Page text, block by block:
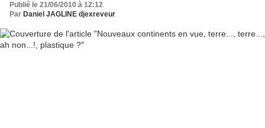
Publié le 21/06/2010 à 12:12
Par Daniel JAGLINE djexreveur